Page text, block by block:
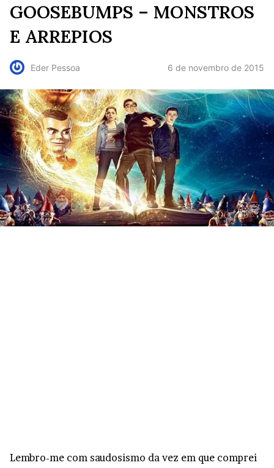
GOOSEBUMPS – MONSTROS
E ARREPIOS
Eder Pessoa 6 de novembro de 2015
Lembro-me com saudosismo da vez em que comprei